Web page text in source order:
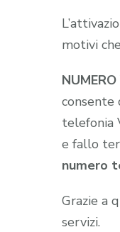
motivi
consente
telefonia
e fallo
numero
Grazie a
servizi.